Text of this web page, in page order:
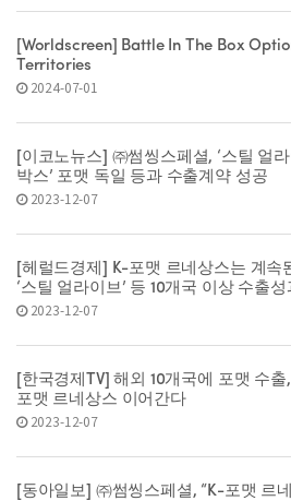
[Worldscreen] Battle In The Box
Territories
2024-07-01
[이코노뉴스] ㈜썸씽스페셜, ‘스틸 얼라
박스’ 포맷 독일 등과 수출계약 성공
2023-12-07
[헤럴드경제] K-포맷 르네상스는 계속
‘스틸 얼라이브’ 등 10개국 이상 수출성
2023-12-07
[한국경제TV] 해외 10개국에 포맷 수
포맷 르네상스 이어간다
2023-12-07
[동아일보] ㈜썸씽스페셜, “K-포맷 르